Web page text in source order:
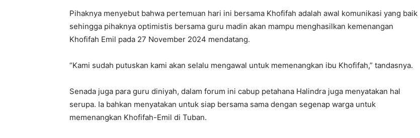
Pihaknya menyebut bahwa pertemuan hari ini bersama Khofifah adalah awal komunikasi yang baik
sehingga pihaknya optimistis bersama guru madin akan mampu menghasilkan kemenangan
Khofifah Emil pada 27 November 2024 mendatang.
“Kami sudah putuskan kami akan selalu mengawal untuk memenangkan ibu Khofifah,” tandasnya.
Senada juga para guru diniyah, dalam forum ini cabup petahana Halindra juga menyatakan hal
serupa. Ia bahkan menyatakan untuk siap bersama sama dengan segenap warga untuk
memenangkan Khofifah-Emil di Tuban.